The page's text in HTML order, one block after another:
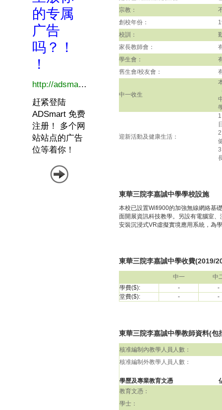
宗教：
創校年份：
校訓：
家長教師會：
學生會：
舊生會/校友會：
中一收生
迎新活動及健康生活：
東華三院李嘉誠中學學校設施
本校已設置Wifi900的加強無線網絡基
面開展資訊科技教學。另設有電腦室
安裝沉浸式VR虛擬實境應用系統，為
東華三院李嘉誠中學收費(2019/
中一
中
學費($):
-
-
堂費($):
- -
東華三院李嘉誠中學教師資料(包
核准編制內教學人員人數：
核准編制外教學人員人數：
學歷及專業教育文憑
教育文憑：
學士：